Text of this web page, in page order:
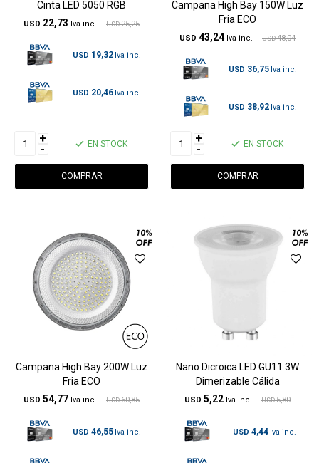
Cinta LED 5050 RGB
USD 22,73 USD 25,25
USD 19,32
USD 20,46
+
- EN STOCK
Campana High Bay 150W Luz
Fria ECO
USD 43,24 USD 48,04
USD 36,75
USD 38,92
+
- EN STOCK
Campana High Bay 200W Luz
Fria ECO
USD 54,77 USD 60,85
USD 46,55
Nano Dicroica LED GU11 3W
Dimerizable Cálida
USD 5,22 USD 5,80
USD 4,44